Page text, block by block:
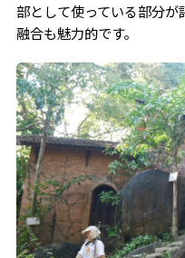
部として使っている部分
融合も魅力的です。